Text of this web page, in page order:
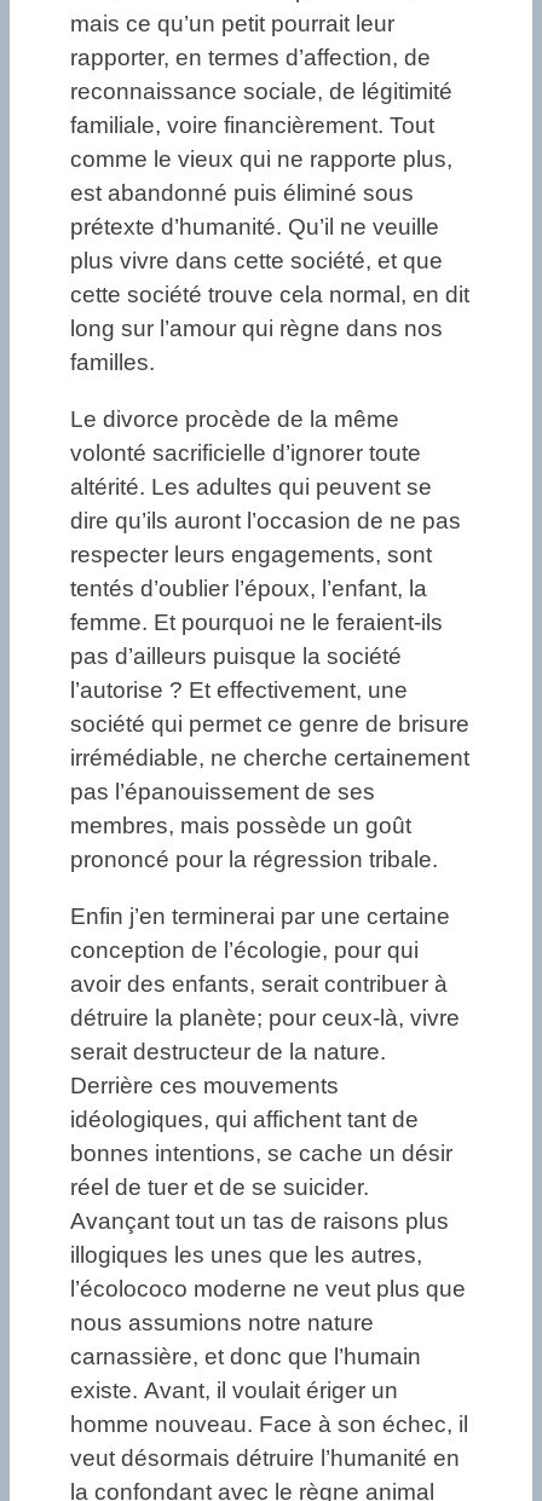
mais ce qu’un petit pourrait leur
rapporter, en termes d’affection, de
reconnaissance sociale, de légitimité
familiale, voire financièrement. Tout
comme le vieux qui ne rapporte plus,
est abandonné puis éliminé sous
prétexte d’humanité. Qu’il ne veuille
plus vivre dans cette société, et que
cette société trouve cela normal, en dit
long sur l’amour qui règne dans nos
familles.
Le divorce procède de la même
volonté sacrificielle d’ignorer toute
altérité. Les adultes qui peuvent se
dire qu’ils auront l’occasion de ne pas
respecter leurs engagements, sont
tentés d’oublier l’époux, l’enfant, la
femme. Et pourquoi ne le feraient-ils
pas d’ailleurs puisque la société
l’autorise ? Et effectivement, une
société qui permet ce genre de brisure
irrémédiable, ne cherche certainement
pas l’épanouissement de ses
membres, mais possède un goût
prononcé pour la régression tribale.
Enfin j’en terminerai par une certaine
conception de l’écologie, pour qui
avoir des enfants, serait contribuer à
détruire la planète; pour ceux-là, vivre
serait destructeur de la nature.
Derrière ces mouvements
idéologiques, qui affichent tant de
bonnes intentions, se cache un désir
réel de tuer et de se suicider.
Avançant tout un tas de raisons plus
illogiques les unes que les autres,
l’écolococo moderne ne veut plus que
nous assumions notre nature
carnassière, et donc que l’humain
existe. Avant, il voulait ériger un
homme nouveau. Face à son échec, il
veut désormais détruire l’humanité en
la confondant avec le règne animal